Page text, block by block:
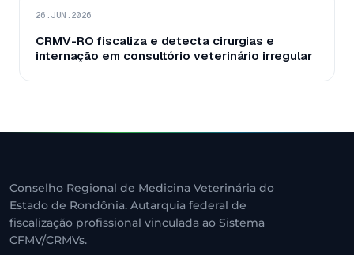
26.JUN.2026
CRMV-RO fiscaliza e detecta cirurgias e
internação em consultório veterinário irregular
Conselho Regional de Medicina Veterinária do
Estado de Rondônia. Autarquia federal de
fiscalização profissional vinculada ao Sistema
CFMV/CRMVs.